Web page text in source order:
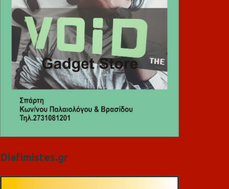
Diafimistes.gr